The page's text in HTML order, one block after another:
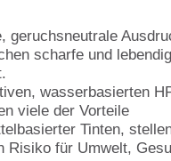
geruchsneutrale
scharfe und
wasserbasierten
viele der Vorteile
Tinten,
Risiko für Umwelt,